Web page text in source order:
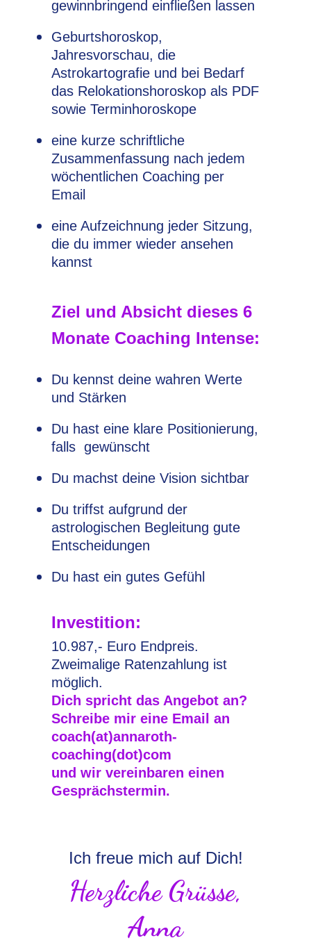
gewinnbringend einfließen lassen
Geburtshoroskop,
Jahresvorschau, die
Astrokartografie und bei Bedarf
das Relokationshoroskop als PDF
sowie Terminhoroskope
eine kurze schriftliche
Zusammenfassung nach jedem
wöchentlichen Coaching per
Email
eine Aufzeichnung jeder Sitzung,
die du immer wieder ansehen
kannst
Ziel und Absicht dieses 6
Monate Coaching Intense:
Du kennst deine wahren Werte
und Stärken
Du hast eine klare Positionierung,
falls gewünscht
Du machst deine Vision sichtbar
Du triffst aufgrund der
astrologischen Begleitung gute
Entscheidungen
Du hast ein gutes Gefühl
Investition:
10.987,- Euro Endpreis.
Zweimalige Ratenzahlung ist
möglich.
Dich spricht das Angebot an?
Schreibe mir eine Email an
coach(at)annaroth-
coaching(dot)com
und wir vereinbaren einen
Gesprächstermin.
Ich freue mich auf Dich!
Herzliche Grüsse,
Anna